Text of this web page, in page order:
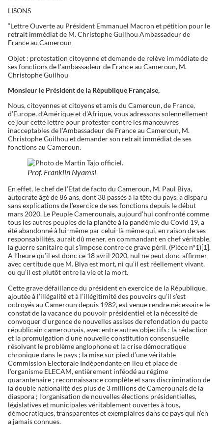
LISONS
“Lettre Ouverte au Président Emmanuel Macron et pétition pour le
retrait immédiat de M. Christophe Guilhou Ambassadeur de
France au Cameroun
Objet : protestation citoyenne et demande de relève immédiate de
ses fonctions de l’ambassadeur de France au Cameroun, M.
Christophe Guilhou
Monsieur le Président de la République Française,
Nous, citoyennes et citoyens et amis du Cameroun, de France,
d’Europe, d’Amérique et d’Afrique, vous adressons solennellement
ce jour cette lettre pour protester contre les manœuvres
inacceptables de l’Ambassadeur de France au Cameroun, M.
Christophe Guilhou et demander son retrait immédiat de ses
fonctions au Cameroun.
Prof. Franklin Nyamsi
En effet, le chef de l’Etat de facto du Cameroun, M. Paul Biya,
autocrate âgé de 86 ans, dont 38 passés à la tête du pays, a disparu
sans explications de l’exercice de ses fonctions depuis le début
mars 2020. Le Peuple Camerounais, aujourd’hui confronté comme
tous les autres peuples de la planète à la pandémie du Covid 19, a
été abandonné à lui-même par celui-là même qui, en raison de ses
responsabilités, aurait dû mener, en commandant en chef véritable,
la guerre sanitaire qui s’impose contre ce grave péril. (Pièce n°1)[1].
A l’heure qu’il est donc ce 18 avril 2020, nul ne peut donc affirmer
avec certitude que M. Biya est mort, ni qu’il est réellement vivant,
ou qu’il est plutôt entre la vie et la mort.
Cette grave défaillance du président en exercice de la République,
ajoutée à l’illégalité et à l’illégitimité des pouvoirs qu’il s’est
octroyés au Cameroun depuis 1982, est venue rendre nécessaire le
constat de la vacance du pouvoir présidentiel et la nécessité de
convoquer d’urgence de nouvelles assises de refondation du pacte
républicain camerounais, avec entre autres objectifs : la rédaction
et la promulgation d’une nouvelle constitution consensuelle
résolvant le problème anglophone et la crise démocratique
chronique dans le pays ; la mise sur pied d’une véritable
Commission Electorale Indépendante en lieu et place de
l’organisme ELECAM, entièrement inféodé au régime
quarantenaire ; reconnaissance complète et sans discrimination de
la double nationalité des plus de 3 millions de Camerounais de la
diaspora ; l’organisation de nouvelles élections présidentielles,
législatives et municipales véritablement ouvertes à tous,
démocratiques, transparentes et exemplaires dans ce pays qui n’en
a jamais connues.